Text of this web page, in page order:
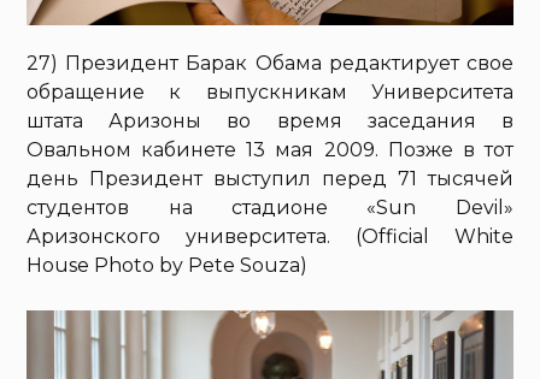
27) Президент Барак Обама редактирует свое
обращение к выпускникам Университета
штата Аризоны во время заседания в
Овальном кабинете 13 мая 2009. Позже в тот
день Президент выступил перед 71 тысячей
студентов на стадионе «Sun Devil»
Аризонского университета. (Official White
House Photo by Pete Souza)